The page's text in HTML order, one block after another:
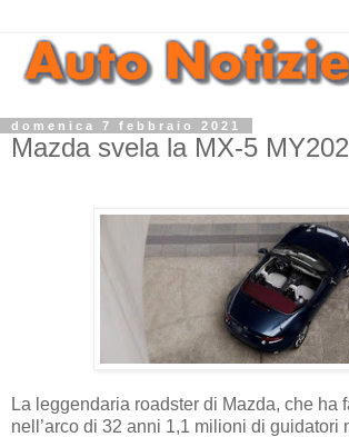
domenica 7 febbraio 2021
Mazda svela la MX-5
La leggendaria roadster di Mazda, che ha
nell’arco di 32 anni 1,1 milioni di guidatori